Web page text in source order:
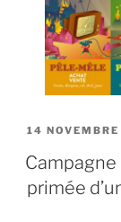
PUBLIÉ
14
primée